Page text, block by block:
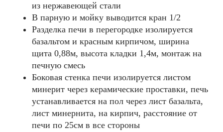
из нержавеющей стали
В парную и мойку выводится кран 1/2
Разделка печи в перегородке изолируется
базальтом и красным кирпичом, ширина
щита 0,88м, высота кладки 1,4м, монтаж на
печную смесь
Боковая стенка печи изолируется листом
минерит через керамические проставки, печь
устанавливается на пол через лист базальта,
лист минернита, на кирпич, расстояние от
печи по 25см в все стороны